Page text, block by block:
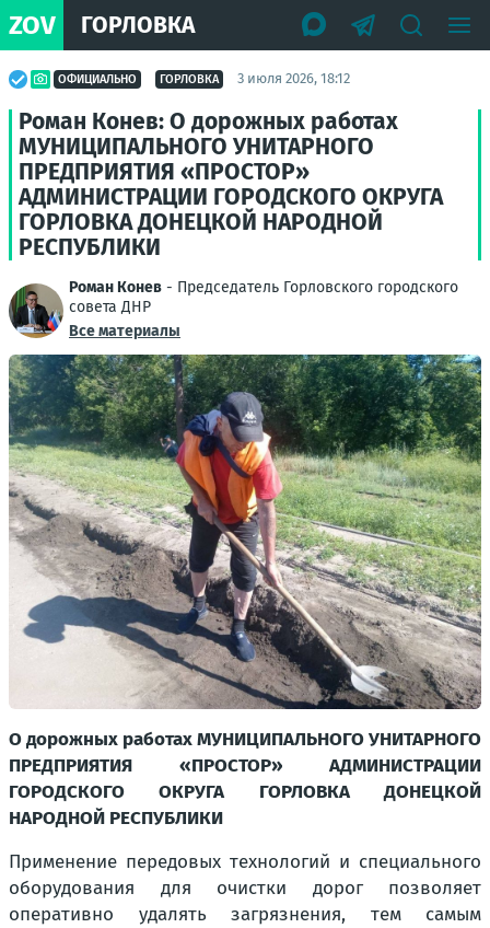
ZOV ГОРЛОВКА
ОФИЦИАЛЬНО ГОРЛОВКА 3 июля 2026, 18:12
Роман Конев: О дорожных работах
МУНИЦИПАЛЬНОГО УНИТАРНОГО
ПРЕДПРИЯТИЯ «ПРОСТОР»
АДМИНИСТРАЦИИ ГОРОДСКОГО ОКРУГА
ГОРЛОВКА ДОНЕЦКОЙ НАРОДНОЙ
РЕСПУБЛИКИ
Роман Конев - Председатель Горловского городского
совета ДНР
Все материалы
О дорожных работах МУНИЦИПАЛЬНОГО УНИТАРНОГО
ПРЕДПРИЯТИЯ «ПРОСТОР» АДМИНИСТРАЦИИ
ГОРОДСКОГО ОКРУГА ГОРЛОВКА ДОНЕЦКОЙ
НАРОДНОЙ РЕСПУБЛИКИ
Применение передовых технологий и специального
оборудования для очистки дорог позволяет
оперативно удалять загрязнения, тем самым